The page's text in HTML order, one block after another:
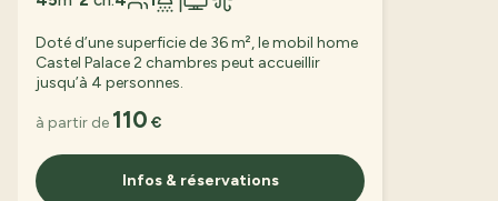
Doté d’une superficie de 36 m², le mobil home
Castel Palace 2 chambres peut accueillir
jusqu’à 4 personnes.
à partir de 110 €
Infos & réservations